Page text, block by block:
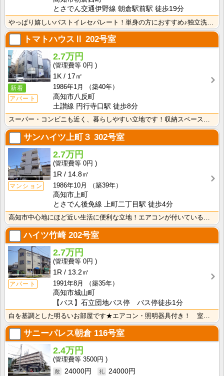
とさでん交通伊野線 朝倉駅前駅 徒歩19分
トマトハウスⅡ 202号室
新着
アパート
2.7万円
0円
1K
17㎡
1986年1月
（築40年）
高知市八反町
土讃線 円行寺口駅 徒歩8分
スーパー・コンビニも近く、暮らしやすい立地です！収納スペースあり♪キッチンに窓がついているので、お料･･･
サンハイツ上町３ 302号室
マンション
2.7万円
0円
1R
14.8㎡
1986年10月
（築39年）
高知市上町
とさでん後免線 上町二丁目駅 徒歩4分
高知市中心地にほど近い生活に便利な立地！エアコンが付いているので初期費用の節約になりますね！
ハイツ竹崎202号室
アパート
2.7万円
0円
1R
13.2㎡
1991年8月
（築35年）
高知市城山町
【バス】石立団地バス停 バス停徒歩1分
サニーパレス朝倉116号室
2.4万円
3500円
24000円
24000円